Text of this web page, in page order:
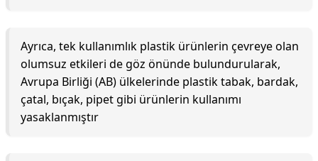
Ayrıca, tek kullanımlık plastik ürünlerin çevreye olan
olumsuz etkileri de göz önünde bulundurularak,
Avrupa Birliği (AB) ülkelerinde plastik tabak, bardak,
çatal, bıçak, pipet gibi ürünlerin kullanımı
yasaklanmıştır